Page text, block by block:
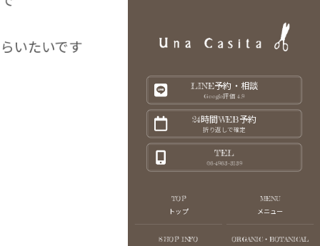
いたいです
LINE予約・相談
Google評価 4.9
24時間WEB予約
折り返しで確定
TEL
06-4963-3139
TOP
トップ
MENU
メニュー
SHOP INFO ORGANIC・BOTANICAL